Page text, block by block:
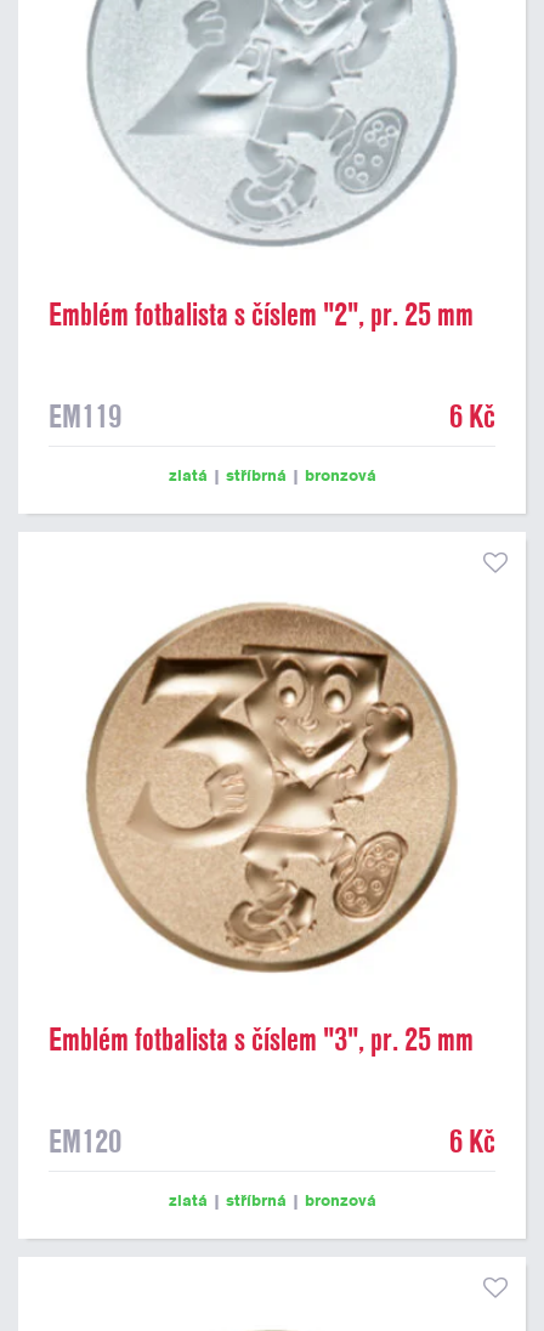
Emblém fotbalista s číslem "2", pr. 25 mm
EM119 6 Kč
zlatá | stříbrná | bronzová
Emblém fotbalista s číslem "3", pr. 25 mm
EM120 6 Kč
zlatá | stříbrná | bronzová